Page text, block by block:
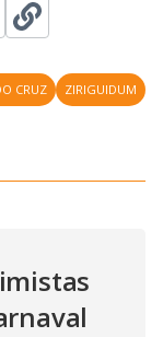
CRUZ ZIRIGUIDUM